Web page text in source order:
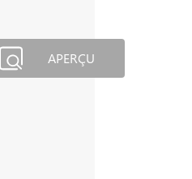
APERÇU